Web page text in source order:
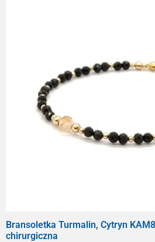
Bransoletka Turmalin, Cytryn
chirurgiczna